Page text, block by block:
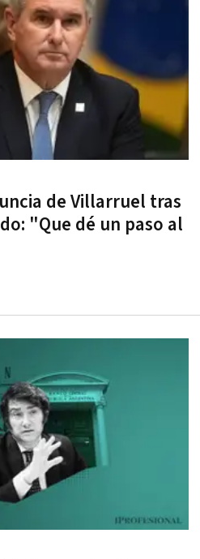
de Villarruel tras
"Que dé un paso al